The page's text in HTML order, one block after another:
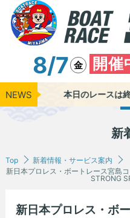
8/7 金 開催
NEWS 本日のレースは終
新
Top
新着情報・サービス案内
新日本プロレス・ボートレース宮島
STRONG
新日本プロレス・ボ